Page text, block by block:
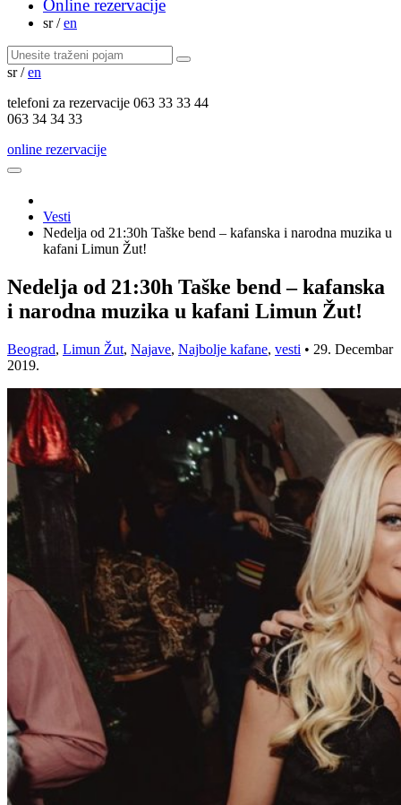
Online rezervacije
sr / en
sr / en
telefoni za rezervacije 063 33 33 44
063 34 34 33
online rezervacije
Vesti
Nedelja od 21:30h Taške bend – kafanska i narodna muzika u
kafani Limun Žut!
Nedelja od 21:30h Taške bend – kafanska
i narodna muzika u kafani Limun Žut!
Beograd, Limun Žut, Najave, Najbolje kafane, vesti • 29. Decembar
2019.